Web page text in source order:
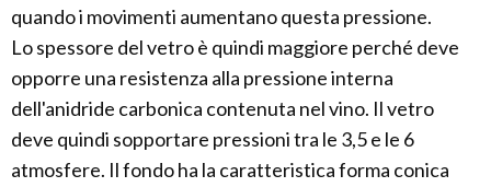
quando i movimenti aumentano questa pressione.
Lo spessore del vetro è quindi maggiore perché deve
opporre una resistenza alla pressione interna
dell'anidride carbonica contenuta nel vino. Il vetro
deve quindi sopportare pressioni tra le 3,5 e le 6
atmosfere. Il fondo ha la caratteristica forma conica